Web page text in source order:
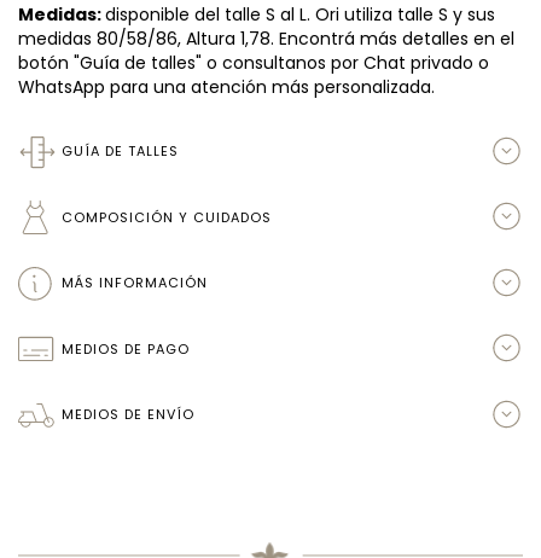
Medidas:disponible del talle S al L. Ori utiliza talle S y sus
medidas 80/58/86, Altura 1,78. Encontrá más detalles en el
botón "Guía de talles" o consultanos por Chat privado o
WhatsApp para una atención más personalizada.
GUÍA DE TALLES
COMPOSICIÓN Y CUIDADOS
MÁS INFORMACIÓN
MEDIOS DE PAGO
MEDIOS DE ENVÍO